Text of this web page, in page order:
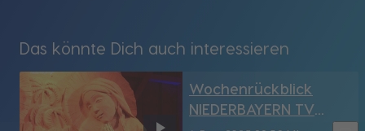
Das könnte Dich auch interessieren
Wochenrückblick
NIEDERBAYERN TV